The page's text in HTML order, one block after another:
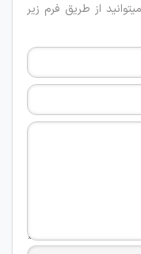
از طریق فرم زیر